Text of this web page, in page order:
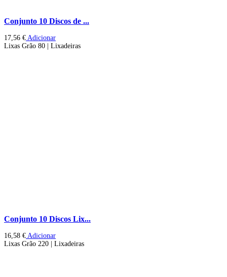
Conjunto 10 Discos de ...
17,56 € Adicionar
Lixas Grão 80 | Lixadeiras
Conjunto 10 Discos Lix...
16,58 € Adicionar
Lixas Grão 220 | Lixadeiras